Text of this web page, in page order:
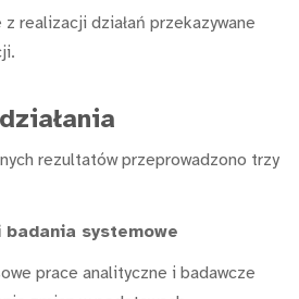
realizacji działań przekazywane
rezultatów przeprowadzono trzy
badania systemowe
prace analityczne i badawcze